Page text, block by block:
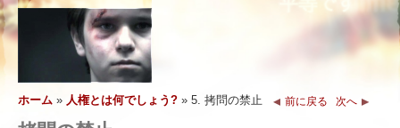
ユース･フォー･ヒューマンライツの歴史
役員
顧問委員会
YHRIの協力者
人権の背景
世界人権宣言
ようこそ
教育パッケージの内容
教育者からの結果報告
人権カリキュラム
活動を始める
活動に参加する
メンバーシップと寄付
人権を求める主張
人権の擁護者たち
さまざまな人権団体
ニュース
注文
ホーム » 人権とは何でしょう? » 5. 拷問の禁止 前に戻る 次へ